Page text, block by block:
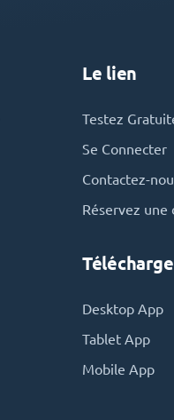
Le lien
Testez
Se Connecter
Contactez-
Réservez une
Desktop App
Tablet App
Mobile App